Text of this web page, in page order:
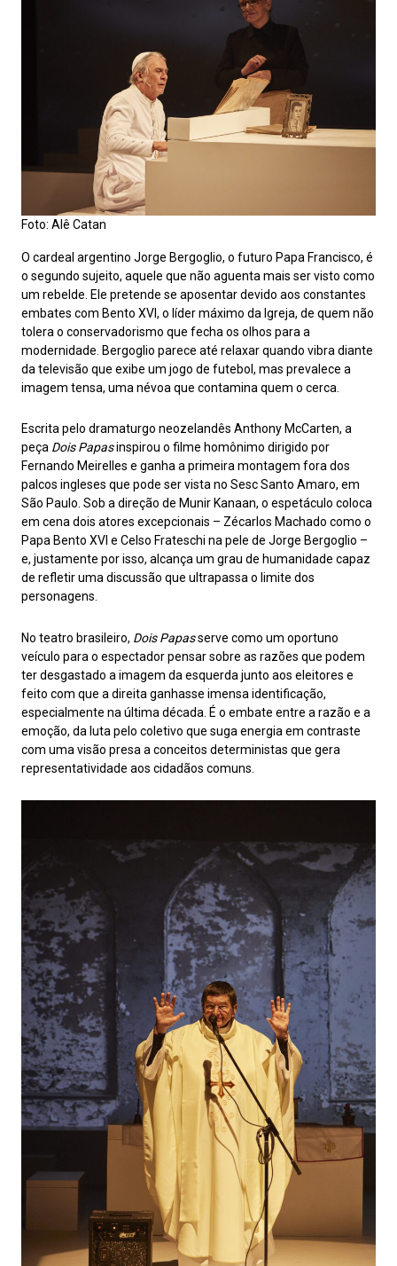
Foto: Alê Catan
O cardeal argentino Jorge Bergoglio, o futuro Papa Francisco, é
o segundo sujeito, aquele que não aguenta mais ser visto como
um rebelde. Ele pretende se aposentar devido aos constantes
embates com Bento XVI, o líder máximo da Igreja, de quem não
tolera o conservadorismo que fecha os olhos para a
modernidade. Bergoglio parece até relaxar quando vibra diante
da televisão que exibe um jogo de futebol, mas prevalece a
imagem tensa, uma névoa que contamina quem o cerca.
Escrita pelo dramaturgo neozelandês Anthony McCarten, a
peça Dois Papasinspirou o filme homônimo dirigido por
Fernando Meirelles e ganha a primeira montagem fora dos
palcos ingleses que pode ser vista no Sesc Santo Amaro, em
São Paulo. Sob a direção de Munir Kanaan, o espetáculo coloca
em cena dois atores excepcionais – Zécarlos Machado como o
Papa Bento XVI e Celso Frateschi na pele de Jorge Bergoglio –
e, justamente por isso, alcança um grau de humanidade capaz
de refletir uma discussão que ultrapassa o limite dos
personagens.
No teatro brasileiro, Dois Papasserve como um oportuno
veículo para o espectador pensar sobre as razões que podem
ter desgastado a imagem da esquerda junto aos eleitores e
feito com que a direita ganhasse imensa identificação,
especialmente na última década. É o embate entre a razão e a
emoção, da luta pelo coletivo que suga energia em contraste
com uma visão presa a conceitos deterministas que gera
representatividade aos cidadãos comuns.